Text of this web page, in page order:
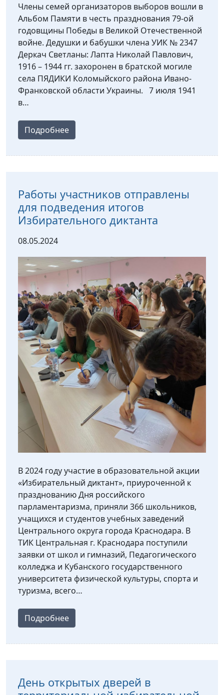
Члены семей организаторов выборов вошли в
Альбом Памяти в честь празднования 79-ой
годовщины Победы в Великой Отечественной
войне. Дедушки и бабушки члена УИК № 2347
Деркач Светланы: Лапта Николай Павлович,
1916 – 1944 гг. захоронен в братской могиле
села ПЯДИКИ Коломыйского района Ивано-
Франковской области Украины. 7 июля 1941
в…
Подробнее
Работы участников отправлены
для подведения итогов
Избирательного диктанта
08.05.2024
В 2024 году участие в образовательной акции
«Избирательный диктант», приуроченной к
празднованию Дня российского
парламентаризма, приняли 366 школьников,
учащихся и студентов учебных заведений
Центрального округа города Краснодара. В
ТИК Центральная г. Краснодара поступили
заявки от школ и гимназий, Педагогического
колледжа и Кубанского государственного
университета физической культуры, спорта и
туризма, всего…
Подробнее
День открытых дверей в